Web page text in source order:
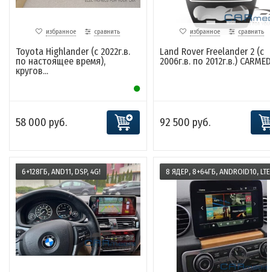
избранное сравнить
Toyota Highlander (с 2022г.в.
по настоящее время),
кругов...
58 000 руб.
избранное сравнить
Land Rover Freelander 2 (с
2006г.в. по 2012г.в.)
92 500 руб.
6+128ГБ, AND11, DSP, 4G! 8 ЯДЕР, 8+64ГБ, ANDROID10,